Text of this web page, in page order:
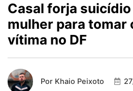
Casal forja suicídio
mulher para tomar
vítima no DF
Por Khaio Peixoto